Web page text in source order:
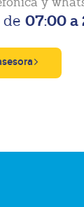
07:00 a